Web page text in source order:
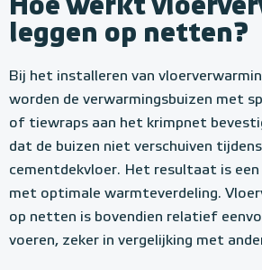
Hoe werkt
leggen op netten?
Bij het installeren van
worden de verwarmingsbuizen met
of tiewraps aan het krimpnet
dat de buizen niet verschuiven
cementdekvloer. Het resultaat is
met optimale warmteverdeling.
op netten is bovendien relatief
voeren, zeker in vergelijking met